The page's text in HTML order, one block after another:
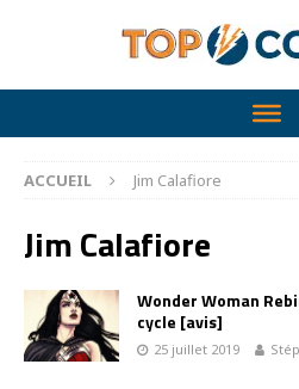
ACCUEIL Jim Calafiore
Jim Calafiore
Wonder Woman
cycle [avis]
25 juillet 2019